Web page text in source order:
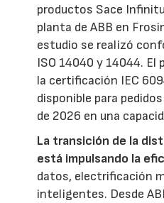
productos Sace
planta de ABB en
estudio se realizó
ISO 14040 y 14044.
la certificación IEC
disponible para
de 2026 en una
La transición de la
está impulsando la
datos, electrificación
inteligentes. Desde